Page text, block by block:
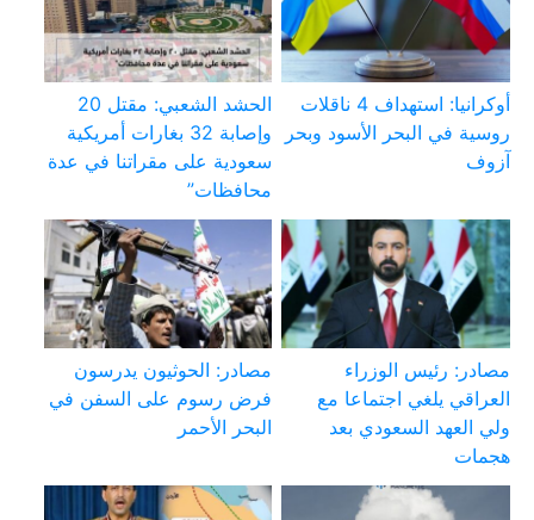
أوكرانيا: استهداف 4 ناقلات
روسية في البحر الأسود وبحر
آزوف
الحشد الشعبي: مقتل 20
وإصابة 32 بغارات أمريكية
سعودية على مقراتنا في عدة
محافظات”
مصادر: رئيس الوزراء
العراقي يلغي اجتماعا مع
ولي العهد السعودي بعد
هجمات
مصادر: الحوثيون يدرسون
فرض رسوم على السفن في
البحر الأحمر